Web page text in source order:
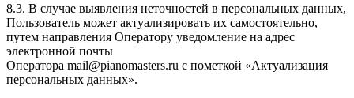
8.3. В случае выявления неточностей в персональных данных,
Пользователь может актуализировать их самостоятельно,
путем направления Оператору уведомление на адрес
электронной почты
Оператора mail@pianomasters.ru с пометкой «Актуализация
персональных данных».